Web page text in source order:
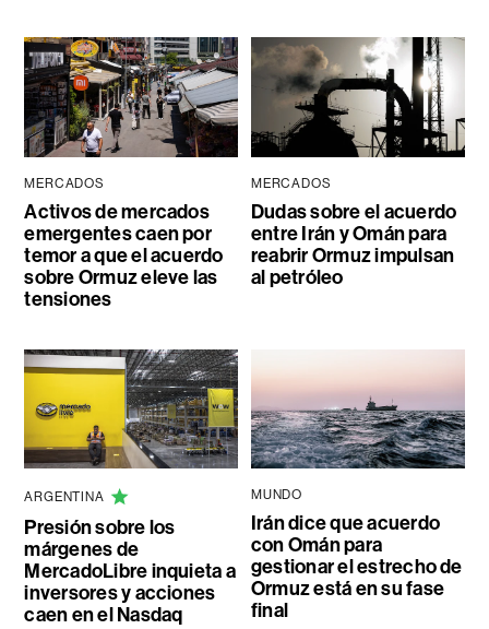
MERCADOS
Activos de mercados
emergentes caen por
temor a que el acuerdo
sobre Ormuz eleve las
tensiones
MERCADOS
Dudas sobre el acuerdo
entre Irán y Omán para
reabrir Ormuz impulsan
al petróleo
ARGENTINA
Presión sobre los
márgenes de
MercadoLibre inquieta a
inversores y acciones
caen en el Nasdaq
MUNDO
Irán dice que acuerdo
con Omán para
gestionar el estrecho de
Ormuz está en su fase
final